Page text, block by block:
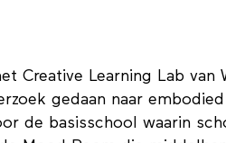
Creative Learning Lab van
gedaan naar
de basisschool waarin